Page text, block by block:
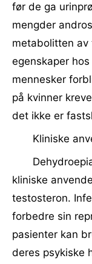
før de ga
mengder
metabolitten av
egenskaper
mennesker
på kvinner
det ikke er
Kliniske
kliniske
testosteron.
forbedre sin
pasienter kan
deres psykiske